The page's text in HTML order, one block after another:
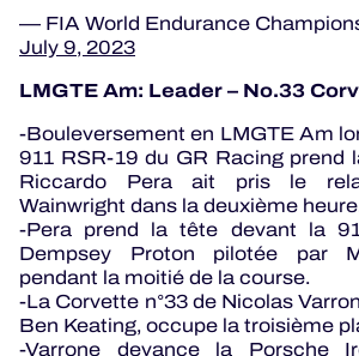
— FIA World Endurance
July 9, 2023
LMGTE Am: Leader – No.33
-Bouleversement en LMGTE Am
911 RSR-19 du GR Racing prend
Riccardo Pera ait pris le
Wainwright dans la deuxième
-Pera prend la tête devant la
Dempsey Proton pilotée par
pendant la moitié de la course.
-La Corvette n°33 de Nicolas
Ben Keating, occupe la troisième
-Varrone devance la Porsche